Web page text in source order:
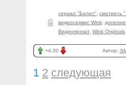
сериал "Балет"
смотреть
видеосервис Wink
Видеопрокат, Wink Originals
+4.00 Автор:
1 2 следующая